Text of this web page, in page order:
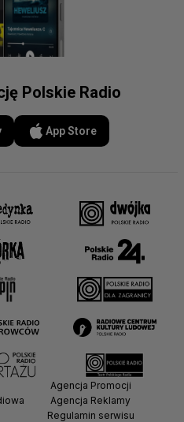
Polskie Radio
App Store
Agencja Promocji
Agencja Reklamy
Regulamin serwisu